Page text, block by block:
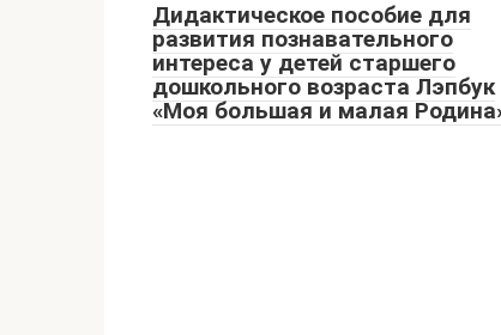
Дидактическое пособие для
развития познавательного
интереса у детей старшего
дошкольного возраста Лэпбук
«Моя большая и малая